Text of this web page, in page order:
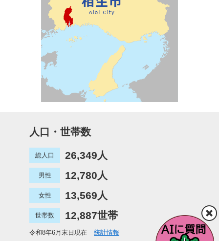
人口・世帯数
総人口 26,349人
男性 12,780人
女性 13,569人
世帯数 12,887世帯
令和8年6月末日現在 統計情報